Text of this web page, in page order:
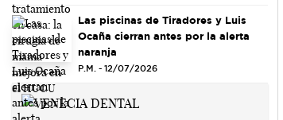
Las piscinas de Tiradores y Luis
Ocaña cierran antes por la alerta
naranja
P.M. - 12/07/2026